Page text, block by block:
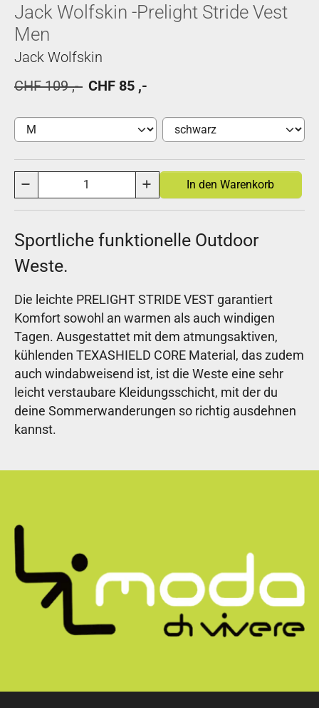
Jack Wolfskin -Prelight Stride Vest
Men
Jack Wolfskin
CHF 109 ,- CHF 85 ,-
Sportliche funktionelle Outdoor
Weste.
Die leichte PRELIGHT STRIDE VEST garantiert
Komfort sowohl an warmen als auch windigen
Tagen. Ausgestattet mit dem atmungsaktiven,
kühlenden TEXASHIELD CORE Material, das zudem
auch windabweisend ist, ist die Weste eine sehr
leicht verstaubare Kleidungsschicht, mit der du
deine Sommerwanderungen so richtig ausdehnen
kannst.